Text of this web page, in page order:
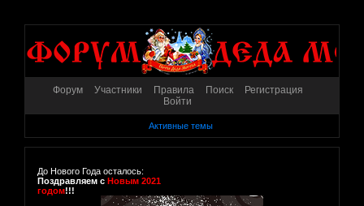
Форум Участники Правила Поиск
Регистрация
Войти
Активные темы
До Нового Года осталось:
Поздравляем с Новым 2021
годом!!!